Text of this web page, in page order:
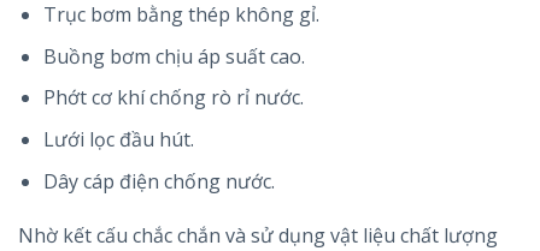
Trục bơm bằng thép không gỉ.
Buồng bơm chịu áp suất cao.
Phớt cơ khí chống rò rỉ nước.
Lưới lọc đầu hút.
Dây cáp điện chống nước.
Nhờ kết cấu chắc chắn và sử dụng vật liệu chất lượng